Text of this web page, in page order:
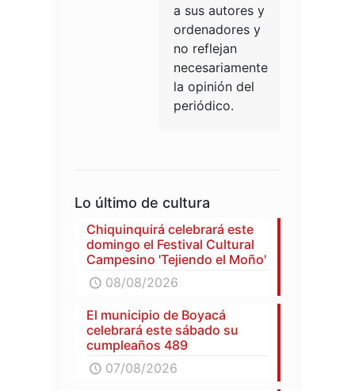
a sus autores y
ordenadores y
no reflejan
necesariamente
la opinión del
periódico.
Lo último de cultura
Chiquinquirá celebrará este
domingo el Festival Cultural
Campesino 'Tejiendo el Moño'
08/08/2026
El municipio de Boyacá
celebrará este sábado su
cumpleaños 489
07/08/2026